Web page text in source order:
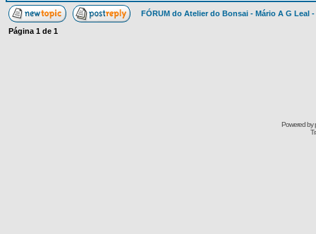
FÓRUM do Atelier do Bonsai - Mário A G Leal
Página 1 de 1
Powered by